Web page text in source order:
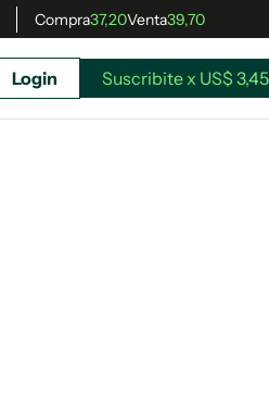
Compra37,20Venta39,70
Login Suscribite x US$ 3,45